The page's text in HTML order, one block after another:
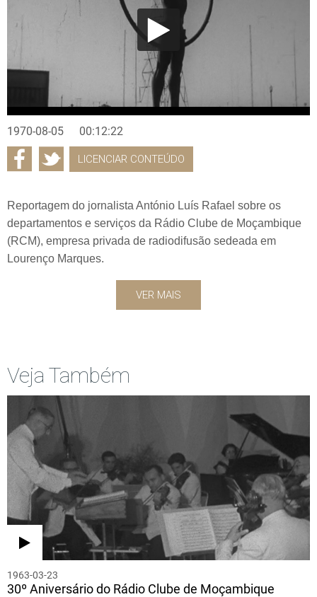
1970-08-05 00:12:22
LICENCIAR CONTEÚDO
Reportagem do jornalista António Luís Rafael sobre os
departamentos e serviços da Rádio Clube de Moçambique
(RCM), empresa privada de radiodifusão sedeada em
Lourenço Marques.
VER MAIS
Veja Também
1963-03-23
30º Aniversário do Rádio Clube de Moçambique